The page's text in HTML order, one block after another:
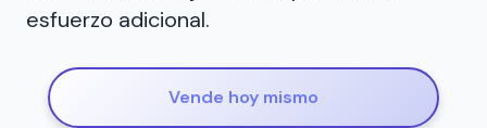
esfuerzo adicional.
Vende hoy mismo